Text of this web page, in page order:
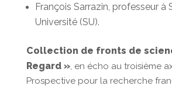
François Sarrazin, professeur à
Université (SU).
Collection de fronts de
Regard », en écho au troisième
Prospective pour la recherche